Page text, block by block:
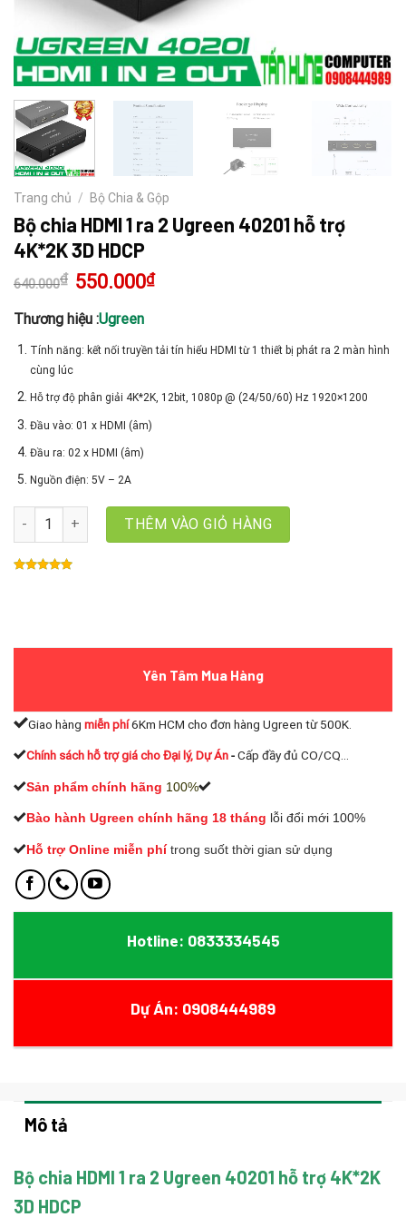
Trang chủ / Bộ Chia & Gộp
Bộ chia HDMI 1 ra 2 Ugreen 40201 hỗ trợ
4K*2K 3D HDCP
640.000₫ Giá
gốc
640.000₫.
550.000₫Giá
hiện
Thương hiệu :Ugreen
Tính năng: kết nối truyền tải tín hiểu HDMI từ 1 thiết bị phát ra 2 màn hình
cùng lúc
Hỗ trợ độ phân giải 4K*2K, 12bit, 1080p @ (24/50/60) Hz 1920×1200
Đầu vào: 01 x HDMI (âm)
Đầu ra: 02 x HDMI (âm)
Nguồn điện: 5V – 2A
Bộ chia HDMI 1 ra 2 Ugreen 40201 hỗ trợ 4K*2K 3D HDCP số lượng
THÊM VÀO GIỎ HÀNG
Yên Tâm Mua Hàng
Giao hàng miễn phí6Km HCM cho đơn hàng Ugreen từ 500K.
Chính sách hỗ trợ giá cho Đại lý, Dự Án-Cấp đầy đủ CO/CQ...
Sản phẩm chính hãng 100%
Bào hành Ugreen chính hãng 18 tháng lỗi đổi mới 100%
Hỗ trợ Online miễn phí trong suốt thời gian sử dụng
Hotline: 0833334545
Dự Án: 0908444989
Mô tả
Bộ chia HDMI 1 ra 2 Ugreen 40201 hỗ trợ 4K*2K
3D HDCP